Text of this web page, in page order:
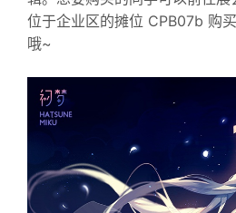
位于企业区的摊位 CPB07b 购
哦~